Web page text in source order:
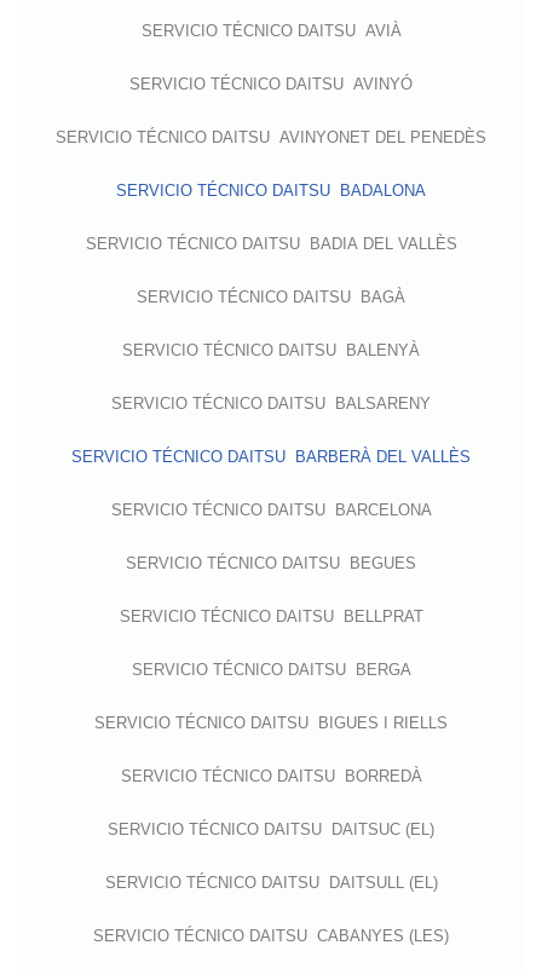
SERVICIO TÉCNICO DAITSU AVIÀ
SERVICIO TÉCNICO DAITSU AVINYÓ
SERVICIO TÉCNICO DAITSU AVINYONET DEL PENEDÈS
SERVICIO TÉCNICO DAITSU BADALONA
SERVICIO TÉCNICO DAITSU BADIA DEL VALLÈS
SERVICIO TÉCNICO DAITSU BAGÀ
SERVICIO TÉCNICO DAITSU BALENYÀ
SERVICIO TÉCNICO DAITSU BALSARENY
SERVICIO TÉCNICO DAITSU BARBERÀ DEL VALLÈS
SERVICIO TÉCNICO DAITSU BARCELONA
SERVICIO TÉCNICO DAITSU BEGUES
SERVICIO TÉCNICO DAITSU BELLPRAT
SERVICIO TÉCNICO DAITSU BERGA
SERVICIO TÉCNICO DAITSU BIGUES I RIELLS
SERVICIO TÉCNICO DAITSU BORREDÀ
SERVICIO TÉCNICO DAITSU DAITSUC (EL)
SERVICIO TÉCNICO DAITSU DAITSULL (EL)
SERVICIO TÉCNICO DAITSU CABANYES (LES)